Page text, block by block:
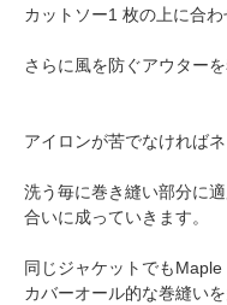
カットソー1 枚の上に合わ
さらに風を防ぐアウター
アイロンが苦でなければ
洗う毎に巻き縫い部分に
合いに成っていきます。
同じジャケットでもMaple
カバーオール的な巻縫い